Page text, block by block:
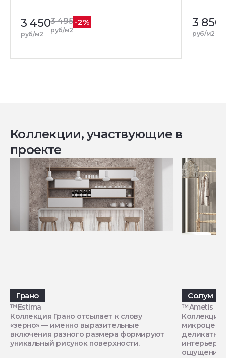
3 450
руб/м2
3 495
руб/м2
-2% 3 850
руб/м2
Коллекции, участвующие в
проекте
Грано
™Estima
Коллекция Грано отсылает к слову
«зерно» — именно выразительные
включения разного размера формируют
уникальный рисунок поверхности.
Солум
™Ametis by
Коллекция
интерьеру
ощущение